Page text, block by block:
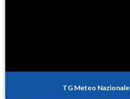
TG Meteo Nazionale